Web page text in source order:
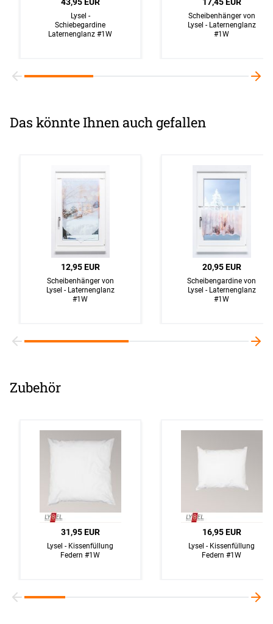
Lysel -
Schiebegardine
Laternenglanz #1W
Scheibenhänger von
Lysel - Laternenglanz
#1W
Das könnte Ihnen auch gefallen
12,95 EUR
Scheibenhänger von
Lysel - Laternenglanz
#1W
20,95 EUR
Scheibengardine von
Lysel - Laternenglanz
#1W
Zubehör
31,95 EUR
Lysel - Kissenfüllung
Federn #1W
16,95 EUR
Lysel - Kissenfüllung
Federn #1W